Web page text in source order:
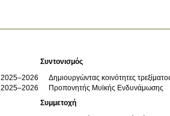
Συντονισμός
2025–2026
Δημιουργώντας κοινότητες
2025–2026
Προπονητής Μυϊκής Ενδυνάμωσης
Συμμετοχή